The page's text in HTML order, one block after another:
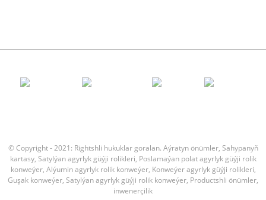
© Copyright - 2021: Rightshli hukuklar goralan. Aýratyn önümler, Sahypanyň
kartasy, Satylýan agyrlyk güýji rolikleri, Poslamaýan polat agyrlyk güýji rolik
konweýer, Alýumin agyrlyk rolik konweýer, Konweýer agyrlyk güýji rolikleri,
Guşak konweýer, Satylýan agyrlyk güýji rolik konweýer, Productshli önümler,
inwenerçilik